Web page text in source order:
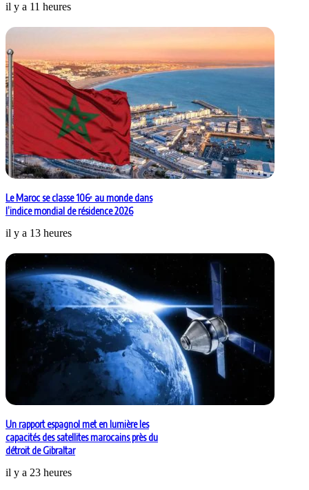
il y a 11 heures
Le Maroc se classe 106ᵉ au monde dans
l’indice mondial de résidence 2026
il y a 13 heures
Un rapport espagnol met en lumière les
capacités des satellites marocains près du
détroit de Gibraltar
il y a 23 heures